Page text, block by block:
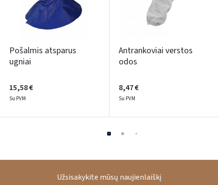
Pošalmis atsparus
ugniai
15,58 €
Su PVM
Antrankoviai verstos
odos
8,47 €
Su PVM
Užsisakykite mūsų naujienlaiškį